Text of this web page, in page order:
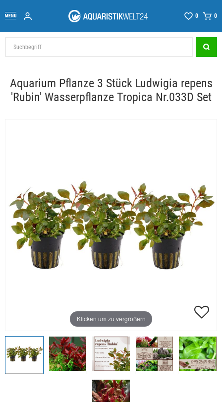
0 0
Aquarium Pflanze 3 Stück Ludwigia repens
'Rubin' Wasserpflanze Tropica Nr.033D Set
Klicken um zu vergrößern